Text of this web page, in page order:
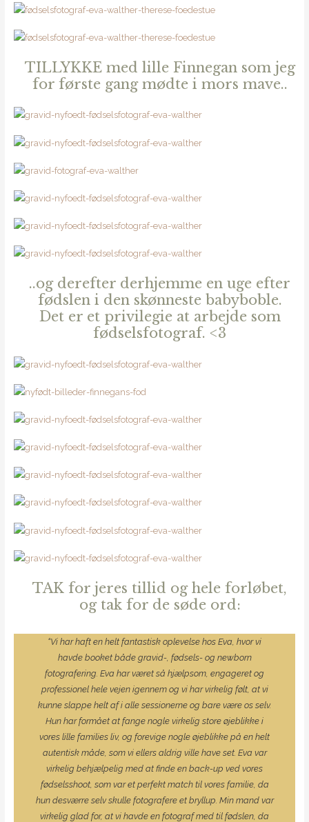
TILLYKKE med lille Finnegan som jeg
for første gang mødte i mors mave..
..og derefter derhjemme en uge efter
fødslen i den skønneste babyboble.
Det er et privilegie at arbejde som
fødselsfotograf. <3
TAK for jeres tillid og hele forløbet,
og tak for de søde ord:
“Vi har haft en helt fantastisk oplevelse hos Eva, hvor vi
havde booket både gravid-, fødsels- og newborn
fotografering. Eva har været så hjælpsom, engageret og
professionel hele vejen igennem og vi har virkelig følt, at vi
kunne slappe helt af i alle sessionerne og bare være os selv.
Hun har formået at fange nogle virkelig store øjeblikke i
vores lille families liv, og forevige nogle øjeblikke på en helt
autentisk måde, som vi ellers aldrig ville have set. Eva var
virkelig behjælpelig med at finde en back-up ved vores
fødselsshoot, som var et perfekt match til vores familie, da
hun desværre selv skulle fotografere et bryllup. Min mand var
virkelig glad for, at vi havde en fotograf med til fødslen, da